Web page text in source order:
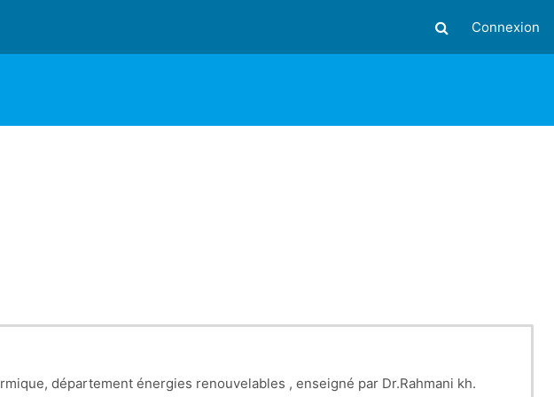
Activer/
Connexion
département énergies renouvelables , enseigné par Dr.Rahmani kh.